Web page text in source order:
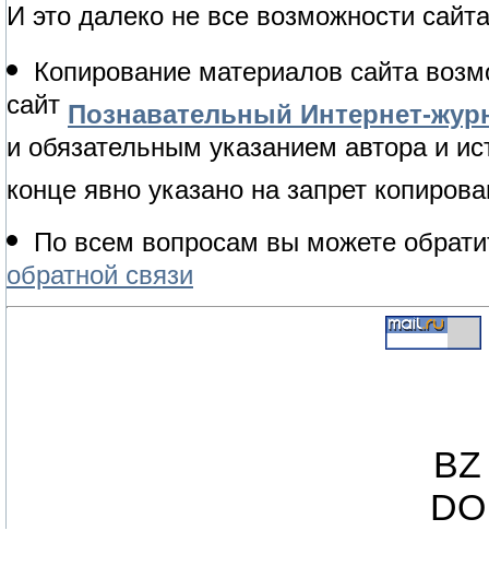
И это далеко не все возможности
Копирование материалов сайта
сайт Познавательный Интернет-
и обязательным указанием автора и
конце явно указано на запрет
По всем вопросам вы можете
обратной связи